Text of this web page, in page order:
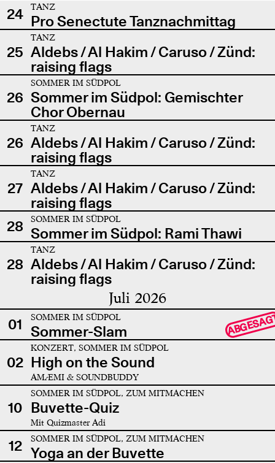
24
TANZ
Pro Senectute Tanznachmittag
25
TANZ
Aldebs / Al Hakim / Caruso / Zünd:
raising flags
26
SOMMER IM SÜDPOL
Sommer im Südpol: Gemischter
Chor Obernau
26
TANZ
Aldebs / Al Hakim / Caruso / Zünd:
raising flags
27
TANZ
Aldebs / Al Hakim / Caruso / Zünd:
raising flags
28
SOMMER IM SÜDPOL
Sommer im Südpol: Rami Thawi
28
TANZ
Aldebs / Al Hakim / Caruso / Zünd:
raising flags
Juli 2026
01 SOMMER IM SÜDPOL
Sommer-Slam
02
KONZERT, SOMMER IM SÜDPOL
High on the Sound
AMÆMI & SOUNDBUDDY
10
SOMMER IM SÜDPOL, ZUM MITMACHEN
Buvette-Quiz
Mit Quizmaster Adi
12 SOMMER IM SÜDPOL, ZUM MITMACHEN
Yoga an der Buvette